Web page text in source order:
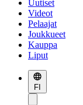
Uutiset
Videot
Pelaajat
Joukkueet
Kauppa
Liput
FI